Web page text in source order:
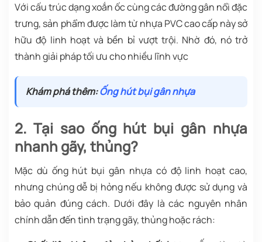
Với cấu trúc dạng xoắn ốc cùng các đường gân nổi đặc
trưng, sản phẩm được làm từ nhựa PVC cao cấp này sở
hữu độ linh hoạt và bền bỉ vượt trội. Nhờ đó, nó trở
thành giải pháp tối ưu cho nhiều lĩnh vực
Khám phá thêm:Ống hút bụi gân nhựa
2. Tại sao ống hút bụi gân nhựa
nhanh gãy, thủng?
Mặc dù ống hút bụi gân nhựa có độ linh hoạt cao,
nhưng chúng dễ bị hỏng nếu không được sử dụng và
bảo quản đúng cách. Dưới đây là các nguyên nhân
chính dẫn đến tình trạng gãy, thủng hoặc rách: